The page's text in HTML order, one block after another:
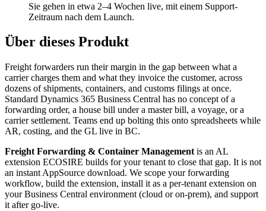
Sie gehen in etwa 2–4 Wochen live, mit einem Support-
Zeitraum nach dem Launch.
Über dieses Produkt
Freight forwarders run their margin in the gap between what a
carrier charges them and what they invoice the customer, across
dozens of shipments, containers, and customs filings at once.
Standard Dynamics 365 Business Central has no concept of a
forwarding order, a house bill under a master bill, a voyage, or a
carrier settlement. Teams end up bolting this onto spreadsheets while
AR, costing, and the GL live in BC.
Freight Forwarding & Container Management is an AL
extension ECOSIRE builds for your tenant to close that gap. It is not
an instant AppSource download. We scope your forwarding
workflow, build the extension, install it as a per-tenant extension on
your Business Central environment (cloud or on-prem), and support
it after go-live.